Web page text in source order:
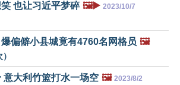
也让习近平梦碎 🖼️▶️ 2023/10/7
偏僻小县城竟有4760名网格员 🖼️
意大利竹篮打水一场空 🖼️ 2023/8/2